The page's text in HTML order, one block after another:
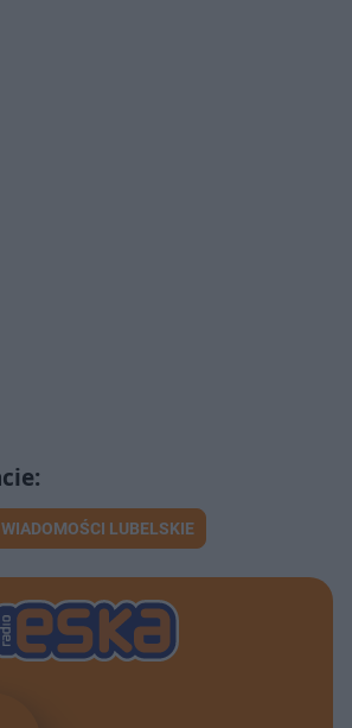
WIADOMOŚCI LUBELSKIE